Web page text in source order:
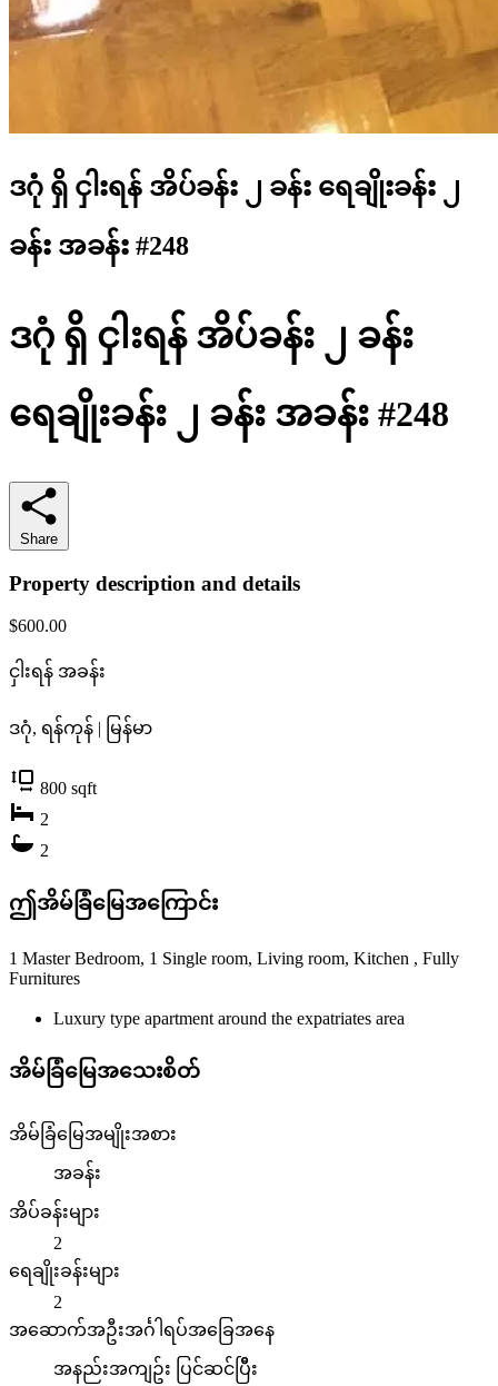
ဒဂုံ ရှိ ငှါးရန် အိပ်ခန်း ၂ ခန်း ရေချိုးခန်း ၂
ခန်း အခန်း #248
ဒဂုံ ရှိ ငှါးရန် အိပ်ခန်း ၂ ခန်း
ရေချိုးခန်း ၂ ခန်း အခန်း #248
Share
Property description and details
$600.00
ငှါးရန် အခန်း
ဒဂုံ, ရန်ကုန် | မြန်မာ
800 sqft
2
2
ဤအိမ်ခြံမြေအကြောင်း
1 Master Bedroom, 1 Single room, Living room, Kitchen , Fully
Furnitures
Luxury type apartment around the expatriates area
အိမ်ခြံမြေအသေးစိတ်
အိမ်ခြံမြေအမျိုးအစား
အခန်း
အိပ်ခန်းများ
2
ရေချိုးခန်းများ
2
အဆောက်အဦးအင်္ဂါရပ်အခြေအနေ
အနည်းအကျဥ်း ပြင်ဆင်ပြိီး